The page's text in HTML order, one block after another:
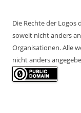
Die Rechte der
soweit nicht anders
Organisationen. Alle
nicht anders